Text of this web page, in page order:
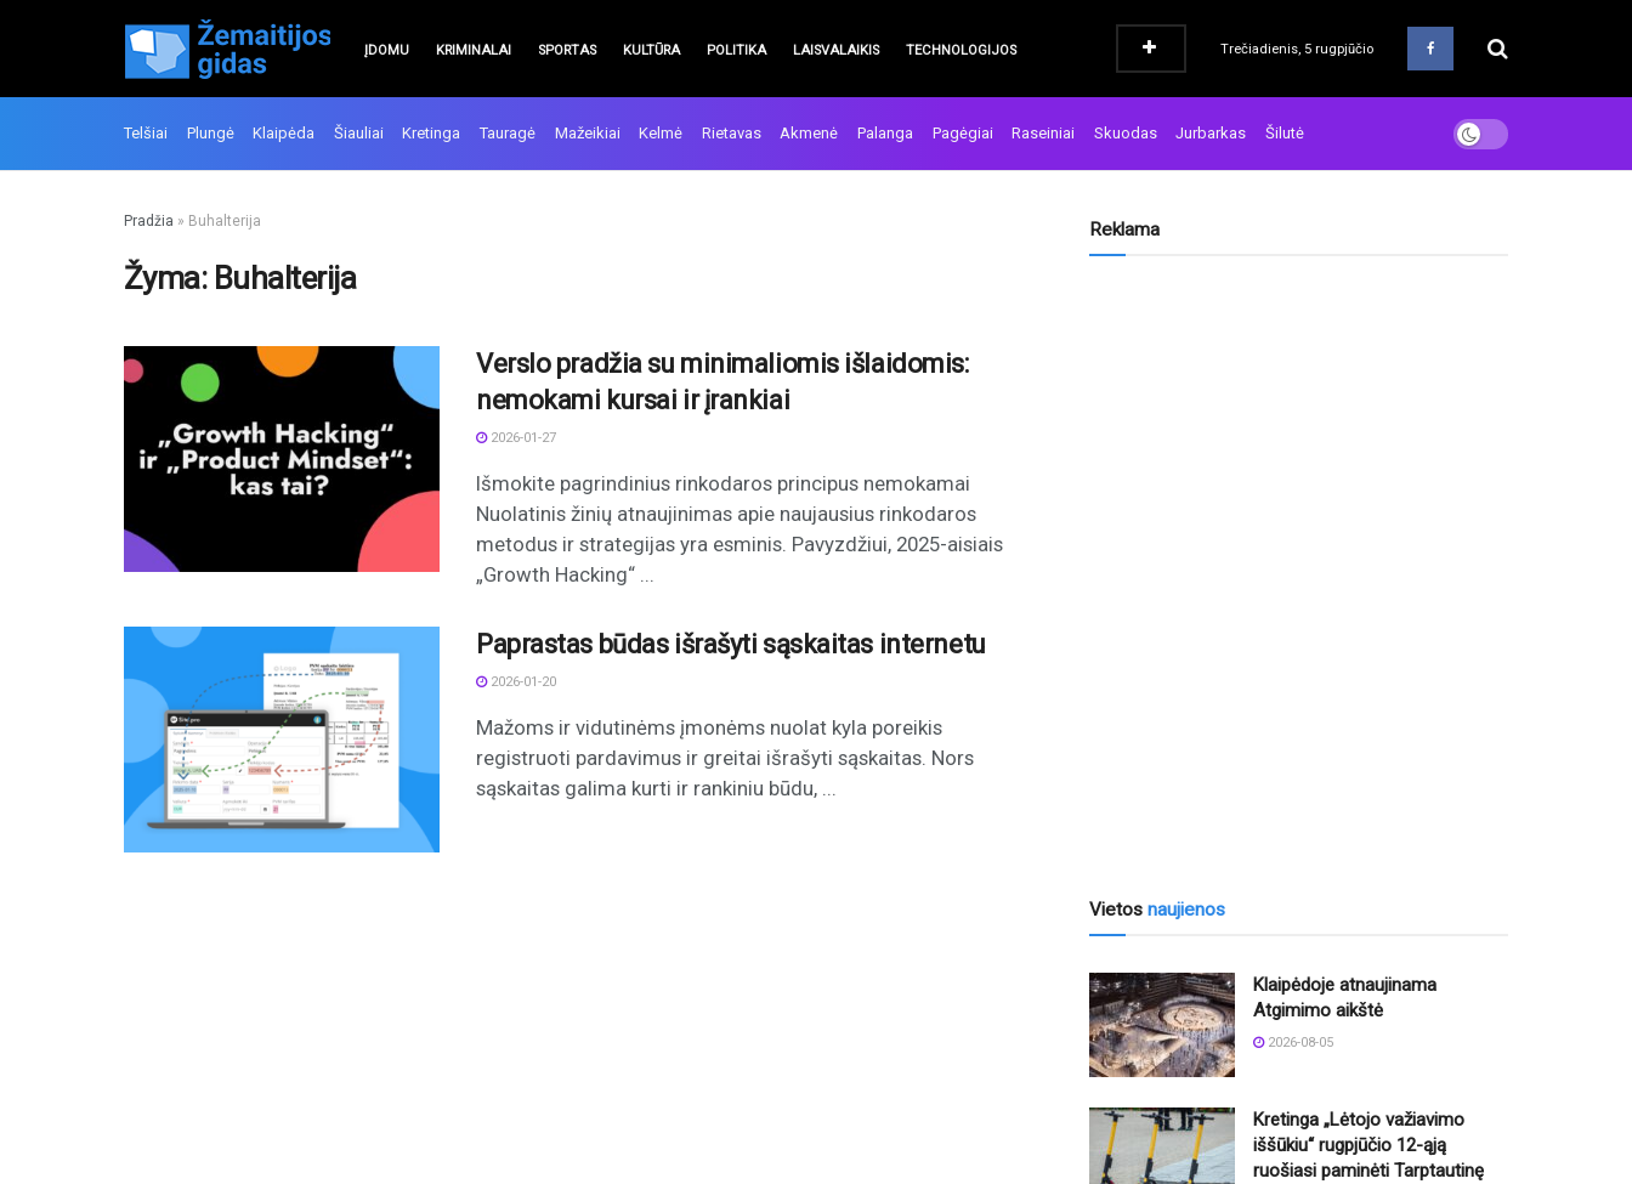
ĮDOMU KRIMINALAI SPORTAS KULTŪRA POLITIKA LAISVALAIKIS TECHNOLOGIJOS Trečiadienis, 5 rugpjūčio
Telšiai Plungė Klaipėda Šiauliai Kretinga Tauragė Mažeikiai Kelmė Rietavas Akmenė Palanga Pagėgiai Raseiniai Skuodas Jurbarkas Šilutė
Pradžia » Buhalterija
Žyma: Buhalterija
Verslo pradžia su minimaliomis išlaidomis:
nemokami kursai ir įrankiai
2026-01-27
Išmokite pagrindinius rinkodaros principus nemokamai
Nuolatinis žinių atnaujinimas apie naujausius rinkodaros
metodus ir strategijas yra esminis. Pavyzdžiui, 2025-aisiais
„Growth Hacking“ ...
Paprastas būdas išrašyti sąskaitas internetu
2026-01-20
Mažoms ir vidutinėms įmonėms nuolat kyla poreikis
registruoti pardavimus ir greitai išrašyti sąskaitas. Nors
sąskaitas galima kurti ir rankiniu būdu, ...
Reklama
Vietos naujienos
Klaipėdoje atnaujinama
Atgimimo aikštė
2026-08-05
Kretinga „Lėtojo važiavimo
iššūkiu“ rugpjūčio 12-ąją
ruošiasi paminėti Tarptautinę